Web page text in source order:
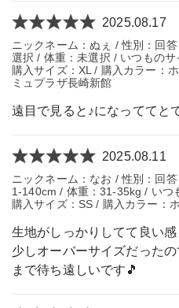
2025.08.17
ニックネーム：ぬぇ / 性別：回
選択 / 体重：未選択 / いつものサ
購入サイズ：XL / 購入カラー：
ミュプラザ長崎新館
遠目で見ると♪になっててと
2025.08.11
ニックネーム：なお / 性別：回
1-140cm / 体重：31-35kg / いつ
購入サイズ：SS / 購入カラー：
生地がしっかりしてて良い
少しオーバーサイズだった
まで待ち遠しいです🎵